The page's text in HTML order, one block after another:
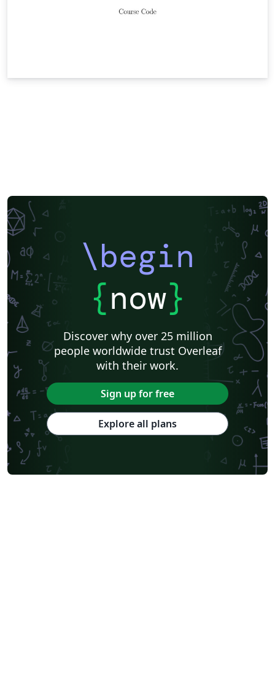
\begin
{now}
Discover why over 25 million
people worldwide trust Overleaf
with their work.
Sign up for free
Explore all plans